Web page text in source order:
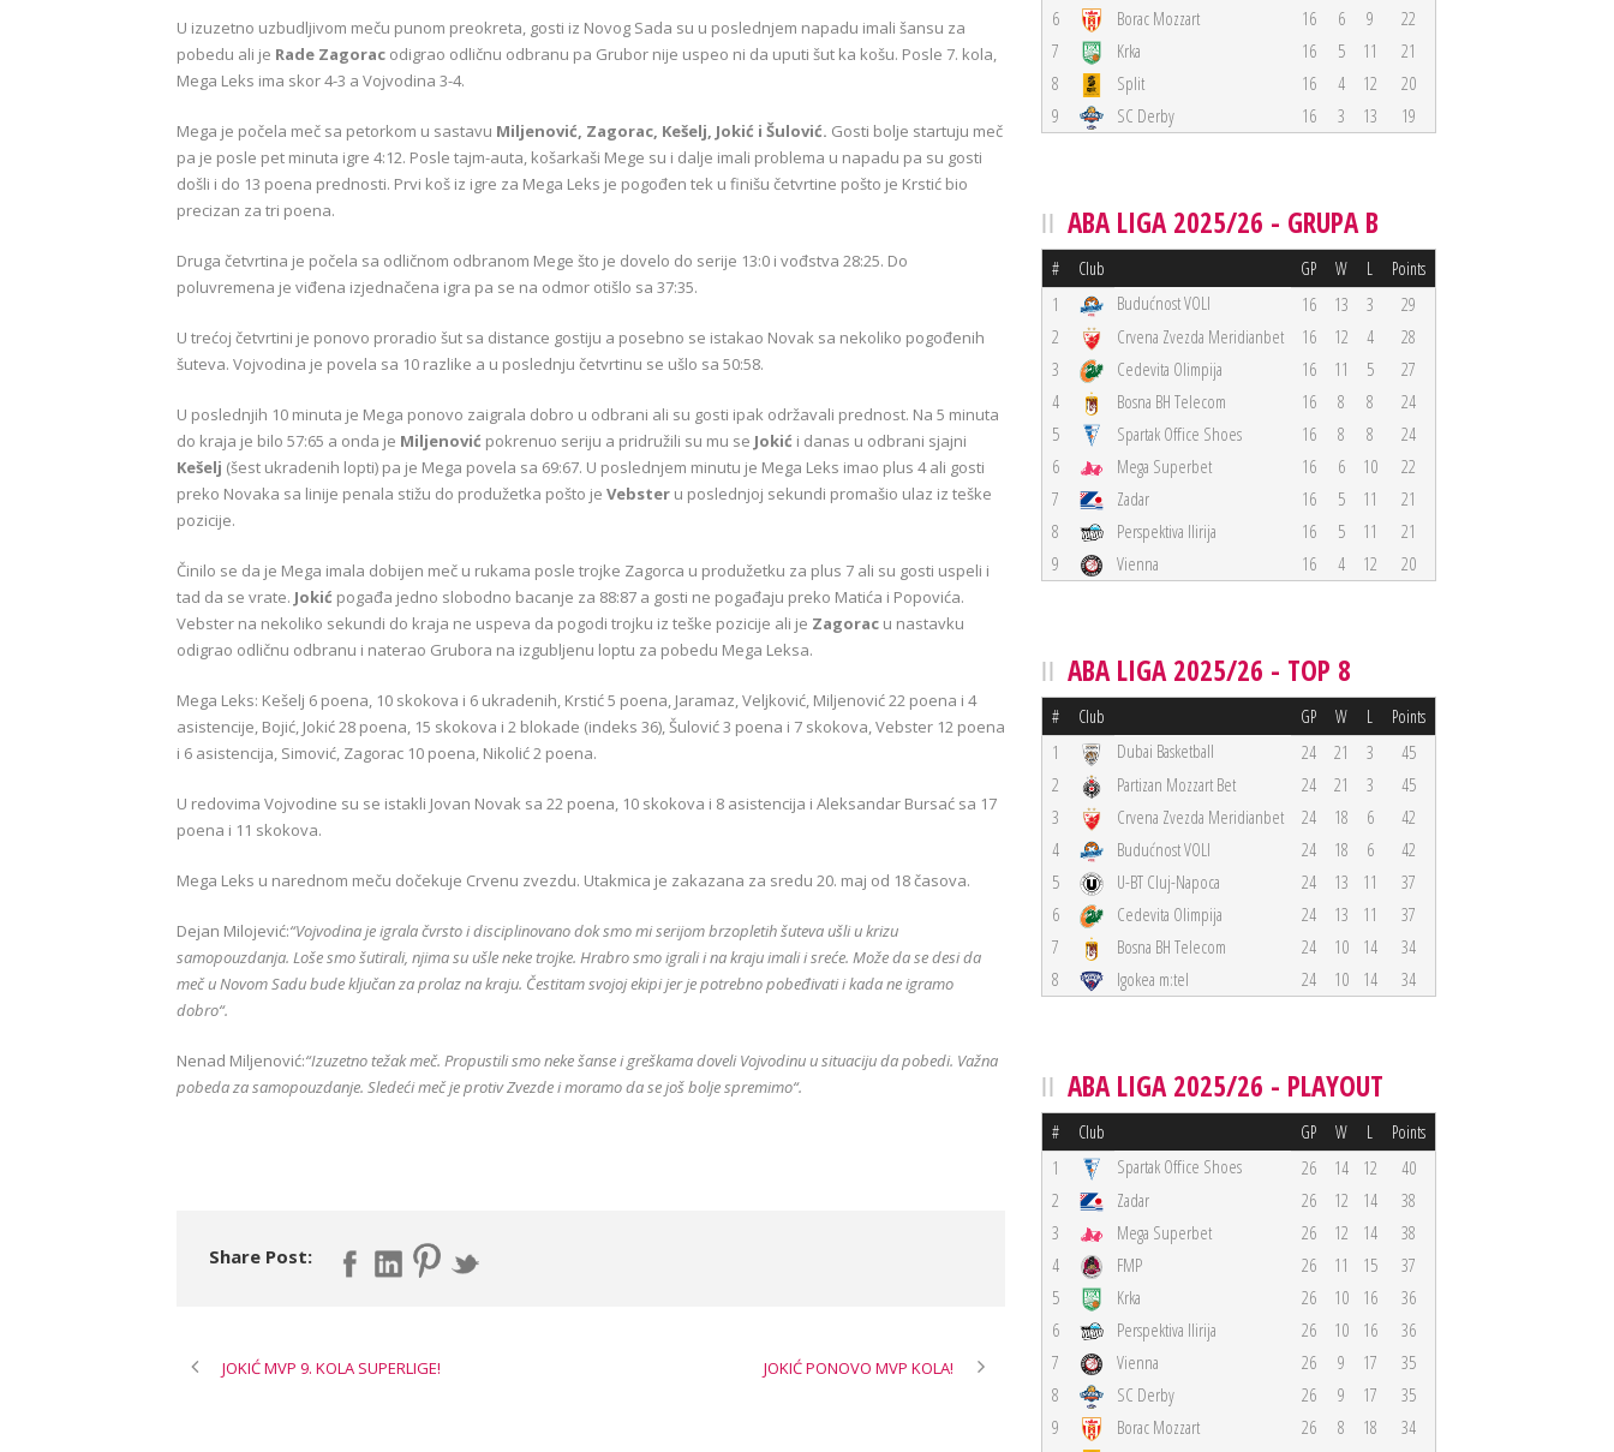
U izuzetno uzbudljivom meču punom preokreta, gosti iz Novog Sada su u poslednjem napadu imali šansu za
pobedu ali je Rade Zagorac odigrao odličnu odbranu pa Grubor nije uspeo ni da uputi šut ka košu. Posle 7. kola,
Mega Leks ima skor 4-3 a Vojvodina 3-4.
Mega je počela meč sa petorkom u sastavu Miljenović, Zagorac, Kešelj, Jokić i Šulović. Gosti bolje startuju meč
pa je posle pet minuta igre 4:12. Posle tajm-auta, košarkaši Mege su i dalje imali problema u napadu pa su gosti
došli i do 13 poena prednosti. Prvi koš iz igre za Mega Leks je pogođen tek u finišu četvrtine pošto je Krstić bio
precizan za tri poena.
Druga četvrtina je počela sa odličnom odbranom Mege što je dovelo do serije 13:0 i vođstva 28:25. Do
poluvremena je viđena izjednačena igra pa se na odmor otišlo sa 37:35.
U trećoj četvrtini je ponovo proradio šut sa distance gostiju a posebno se istakao Novak sa nekoliko pogođenih
šuteva. Vojvodina je povela sa 10 razlike a u poslednju četvrtinu se ušlo sa 50:58.
U poslednjih 10 minuta je Mega ponovo zaigrala dobro u odbrani ali su gosti ipak održavali prednost. Na 5 minuta
do kraja je bilo 57:65 a onda je Miljenović pokrenuo seriju a pridružili su mu se Jokić i danas u odbrani sjajni
Kešelj (šest ukradenih lopti) pa je Mega povela sa 69:67. U poslednjem minutu je Mega Leks imao plus 4 ali gosti
preko Novaka sa linije penala stižu do produžetka pošto je Vebster u poslednjoj sekundi promašio ulaz iz teške
pozicije.
Činilo se da je Mega imala dobijen meč u rukama posle trojke Zagorca u produžetku za plus 7 ali su gosti uspeli i
tad da se vrate. Jokić pogađa jedno slobodno bacanje za 88:87 a gosti ne pogađaju preko Matića i Popovića.
Vebster na nekoliko sekundi do kraja ne uspeva da pogodi trojku iz teške pozicije ali je Zagorac u nastavku
odigrao odličnu odbranu i naterao Grubora na izgubljenu loptu za pobedu Mega Leksa.
Mega Leks: Kešelj 6 poena, 10 skokova i 6 ukradenih, Krstić 5 poena, Jaramaz, Veljković, Miljenović 22 poena i 4
asistencije, Bojić, Jokić 28 poena, 15 skokova i 2 blokade (indeks 36), Šulović 3 poena i 7 skokova, Vebster 12 poena
i 6 asistencija, Simović, Zagorac 10 poena, Nikolić 2 poena.
U redovima Vojvodine su se istakli Jovan Novak sa 22 poena, 10 skokova i 8 asistencija i Aleksandar Bursać sa 17
poena i 11 skokova.
Mega Leks u narednom meču dočekuje Crvenu zvezdu. Utakmica je zakazana za sredu 20. maj od 18 časova.
Dejan Milojević:“Vojvodina je igrala čvrsto i disciplinovano dok smo mi serijom brzopletih šuteva ušli u krizu
samopouzdanja. Loše smo šutirali, njima su ušle neke trojke. Hrabro smo igrali i na kraju imali i sreće. Može da se desi da
meč u Novom Sadu bude ključan za prolaz na kraju. Čestitam svojoj ekipi jer je potrebno pobeđivati i kada ne igramo
dobro“.
Nenad Miljenović:“Izuzetno težak meč. Propustili smo neke šanse i greškama doveli Vojvodinu u situaciju da pobedi. Važna
pobeda za samopouzdanje. Sledeći meč je protiv Zvezde i moramo da se još bolje spremimo“.
Share Post:
JOKIĆ MVP 9. KOLA SUPERLIGE! JOKIĆ PONOVO MVP KOLA!
6
Borac Mozzart 16 6 9
22
7
Krka 16 5 11
21
8
Split 16 4 12
20
9
SC Derby 16 3 13 19
ABA LIGA 2025/26 - GRUPA B
# Club GP W L Points
1 Budućnost VOLI 16 13 3
29
2
Crvena Zvezda Meridianbet 16 12 4
28
3
Cedevita Olimpija 16 11 5
27
4
Bosna BH Telecom 16 8 8
24
5
Spartak Office Shoes 16 8 8
24
6
Mega Superbet 16 6 10
22
7
Zadar 16 5 11
21
8
Perspektiva Ilirija 16 5 11
21
9
Vienna 16 4 12 20
ABA LIGA 2025/26 - TOP 8
# Club GP W L Points
1 Dubai Basketball 24 21 3
45
2
Partizan Mozzart Bet 24 21 3
45
3
Crvena Zvezda Meridianbet 24 18 6
42
4
Budućnost VOLI 24 18 6
42
5
U-BT Cluj-Napoca 24 13 11
37
6
Cedevita Olimpija 24 13 11
37
7
Bosna BH Telecom 24 10 14
34
8
Igokea m:tel 24 10 14 34
ABA LIGA 2025/26 - PLAYOUT
# Club GP W L Points
1 Spartak Office Shoes 26 14 12
40
2
Zadar 26 12 14
38
3
Mega Superbet 26 12 14
38
4
FMP 26 11 15
37
5
Krka 26 10 16
36
6
Perspektiva Ilirija 26 10 16
36
7
Vienna 26 9 17
35
8
SC Derby 26 9 17
35
9
Borac Mozzart 26 8 18
34